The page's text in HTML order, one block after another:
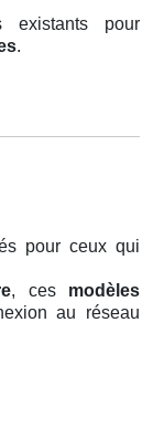
existants pour
.
pour ceux qui
, ces modèles
au réseau